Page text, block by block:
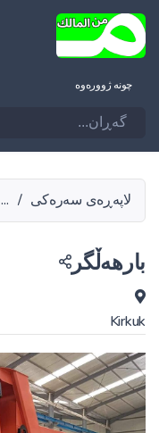
چونه‌ ژووره‌وه‌
لاپەڕەی سەرەکی /
...
بارهەڵگر
Kirkuk